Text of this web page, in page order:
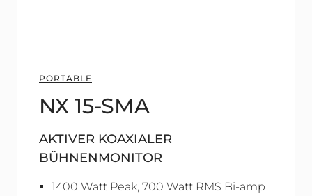
PORTABLE
NX 15-SMA
AKTIVER KOAXIALER
BÜHNENMONITOR
1400 Watt Peak, 700 Watt RMS Bi-amp